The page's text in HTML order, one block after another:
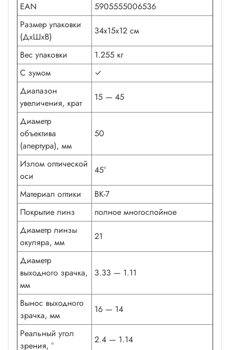
EAN
5905555006536
Размер упаковки
(ДxШxВ)
34x15x12 см
Вес упаковки
1.255 кг
С зумом
✓
Диапазон
увеличения, крат
15 — 45
Диаметр
объектива
(апертура), мм
50
Излом оптической
оси
45°
Материал оптики
BK-7
Покрытие линз
полное многослойное
Диаметр линзы
окуляра, мм
21
Диаметр
выходного зрачка,
мм
3.33 — 1.11
Вынос выходного
зрачка, мм
16 — 14
Реальный угол
зрения, °
2.4 — 1.14